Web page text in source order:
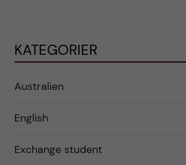
KATEGORIER
Australien
English
Exchange student